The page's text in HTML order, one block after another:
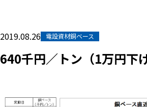
ッ
2019.08.26 電設資材銅ベース
640千円／トン（1万円下げ